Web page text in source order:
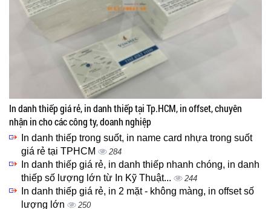
In danh thiếp giá rẻ, in danh thiếp tại Tp.HCM, in offset, chuyên
nhận in cho các công ty, doanh nghiệp
In danh thiếp trong suốt, in name card nhựa trong suốt
giá rẻ tại TPHCM
284
In danh thiếp giá rẻ, in danh thiếp nhanh chóng, in danh
thiếp số lượng lớn từ In Kỹ Thuật...
244
In danh thiếp giá rẻ, in 2 mặt - không màng, in offset số
lượng lớn
250